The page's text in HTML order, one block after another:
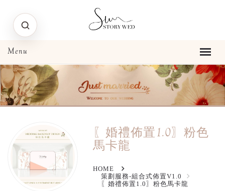
〖婚禮佈置1.0〗粉色
馬卡龍
HOME
策劃服務-組合式佈置V1.0
〖婚禮佈置1.0〗粉色馬卡龍